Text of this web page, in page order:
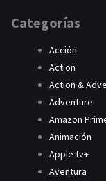
Categorías
Acción
Action
Action &
Adventure
Amazon
Animación
Apple tv+
Aventura